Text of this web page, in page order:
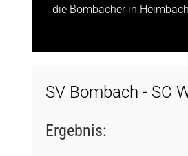
die Bombacher in
SV Bombach - SC
Ergebnis: